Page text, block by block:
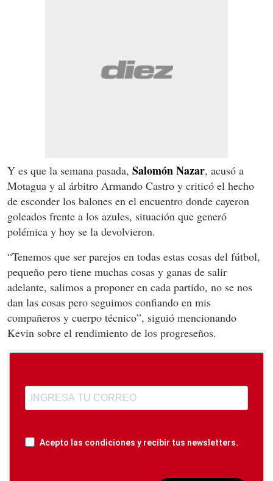
Y es que la semana pasada, Salomón Nazar, acusó a
Motagua y al árbitro Armando Castro y criticó el hecho
de esconder los balones en el encuentro donde cayeron
goleados frente a los azules, situación que generó
polémica y hoy se la devolvieron.
“Tenemos que ser parejos en todas estas cosas del fútbol,
pequeño pero tiene muchas cosas y ganas de salir
adelante, salimos a proponer en cada partido, no se nos
dan las cosas pero seguimos confiando en mis
compañeros y cuerpo técnico”, siguió mencionando
Kevin sobre el rendimiento de los progreseños.
Acepto las condiciones y recibir tus newsletters.